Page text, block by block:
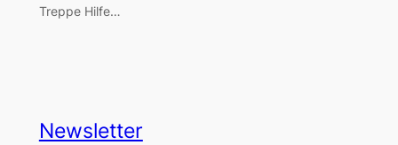
Treppe Hilfe…
Newsletter